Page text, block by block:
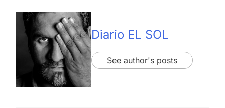
Diario EL SOL
See author's posts